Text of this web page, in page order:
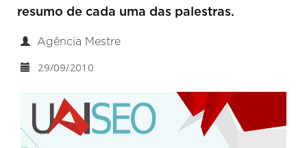
resumo de cada uma das palestras.
Agência Mestre
29/09/2010